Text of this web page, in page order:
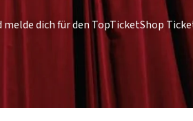
dich für den TopTicketShop